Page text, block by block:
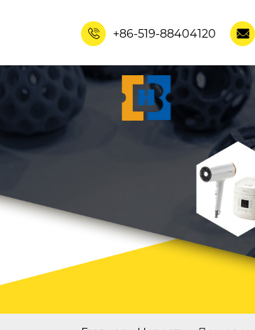
 +86-519-88404120 